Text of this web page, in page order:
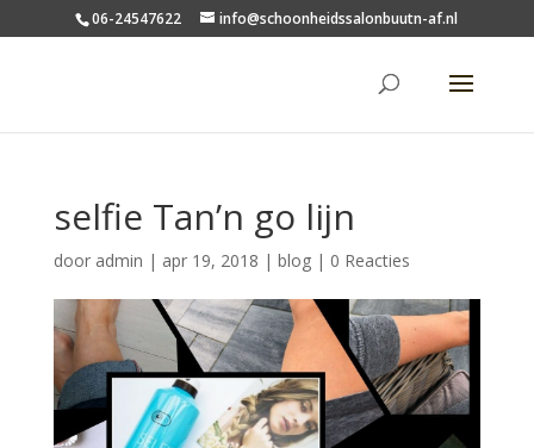
06-24547622 info@schoonheidssalonbuutn-af.nl
selfie Tan’n go lijn
door admin | apr 19, 2018 | blog| 0 Reacties